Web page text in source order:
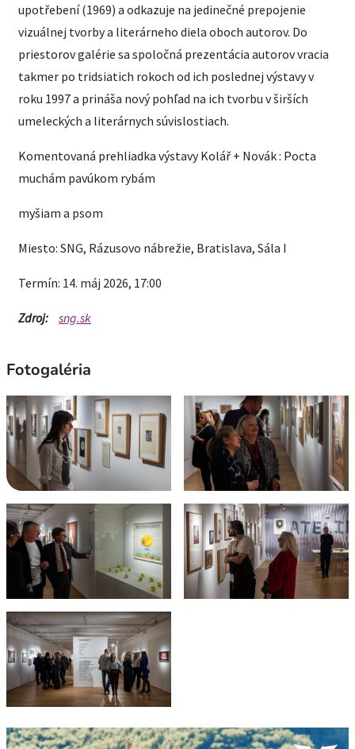
upotřebení (1969) a odkazuje na jedinečné prepojenie
vizuálnej tvorby a literárneho diela oboch autorov. Do
priestorov galérie sa spoločná prezentácia autorov vracia
takmer po tridsiatich rokoch od ich poslednej výstavy v
roku 1997 a prináša nový pohľad na ich tvorbu v širších
umeleckých a literárnych súvislostiach.
Komentovaná prehliadka výstavy Kolář + Novák : Pocta
muchám pavúkom rybám
myšiam a psom
Miesto: SNG, Rázusovo nábrežie, Bratislava, Sála I
Termín: 14. máj 2026, 17:00
Zdroj: sng.sk
Fotogaléria